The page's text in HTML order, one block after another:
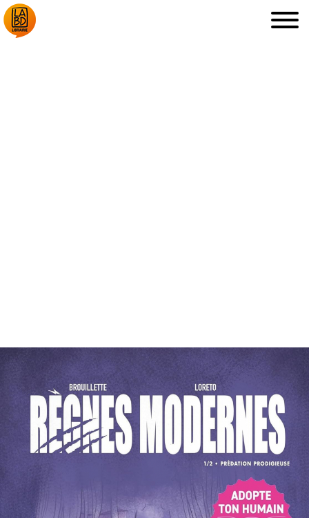
EN IMAGES CONTACTS/ACCÈS